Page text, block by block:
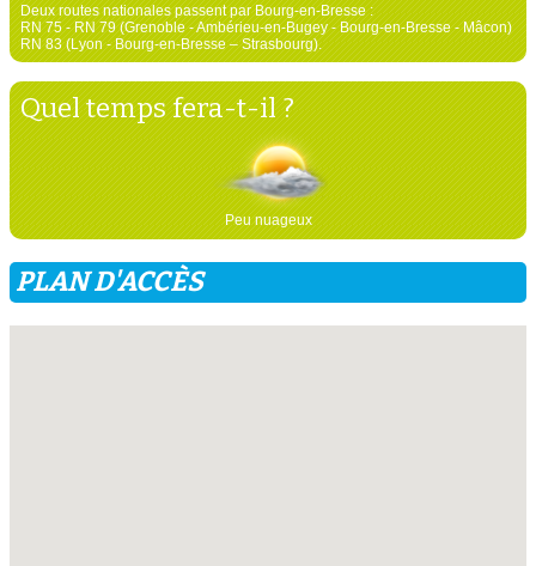
Deux routes nationales passent par Bourg-en-Bresse :
RN 75 - RN 79 (Grenoble - Ambérieu-en-Bugey - Bourg-en-Bresse - Mâcon)
RN 83 (Lyon - Bourg-en-Bresse – Strasbourg).
Quel temps fera-t-il ?
Peu nuageux
PLAN D'ACCÈS